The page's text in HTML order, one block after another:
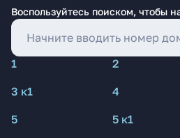
Воспользуйтесь поиском, чтобы
1 2
3 к1
4
5
5 к1